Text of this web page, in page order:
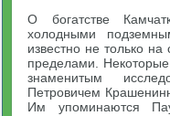
О богатстве
холодными
известно не только
пределами.
знаменитым
Петровичем
Им упоминаются